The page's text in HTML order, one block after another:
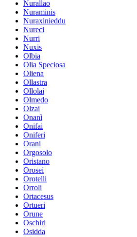
Nurallao
Nuraminis
Nuraxinieddu
Nureci
Nurri
Nuxis
Olbia
Olia Speciosa
Oliena
Ollastra
Ollolai
Olmedo
Olzai
Onanì
Onifai
Oniferi
Orani
Orgosolo
Oristano
Orosei
Orotelli
Orroli
Ortacesus
Ortueri
Orune
Oschiri
Osidda